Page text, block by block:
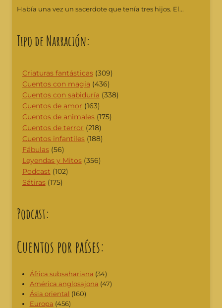
Había una vez un sacerdote que tenía tres hijos. El...
Tipo de Narración:
Criaturas fantásticas(309)
Cuentos con magia (436)
Cuentos con sabiduría (338)
Cuentos de amor (163)
Cuentos de animales(175)
Cuentos de terror (218)
Cuentos infantiles(188)
Fábulas(56)
Leyendas y Mitos(356)
Podcast (102)
Sátiras(175)
Podcast:
Cuentos por países:
África subsahariana (34)
América anglosajona (47)
Ásia oriental (160)
Europa (456)